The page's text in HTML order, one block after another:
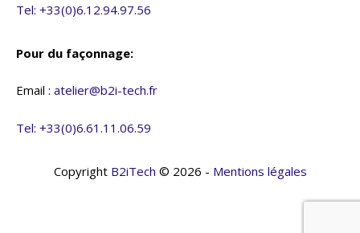
Tel: +33(0)6.12.94.97.56
Pour du façonnage:
Email : atelier@b2i-tech.fr
Tel: +33(0)6.61.11.06.59
Copyright B2iTech © 2026 - Mentions légales